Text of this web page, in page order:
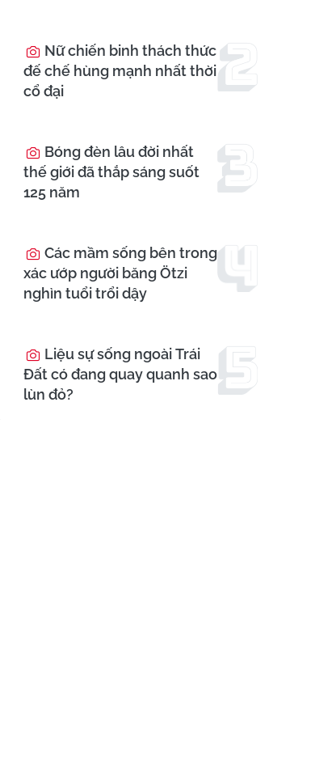
Nữ chiến binh thách thức
đế chế hùng mạnh nhất thời
cổ đại
Bóng đèn lâu đời nhất
thế giới đã thắp sáng suốt
125 năm
Các mầm sống bên trong
xác ướp người băng Ötzi
nghìn tuổi trổi dậy
Liệu sự sống ngoài Trái
Đất có đang quay quanh sao
lùn đỏ?